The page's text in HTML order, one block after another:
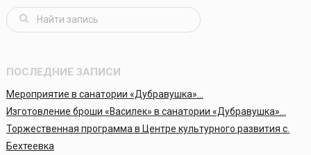
ПОСЛЕДНИЕ ЗАПИСИ
Мероприятие в санатории «Дубравушка»…
Изготовление броши «Василек» в санатории «Дубравушка»…
Торжественная программа в Центре культурного развития с.
Бехтеевка